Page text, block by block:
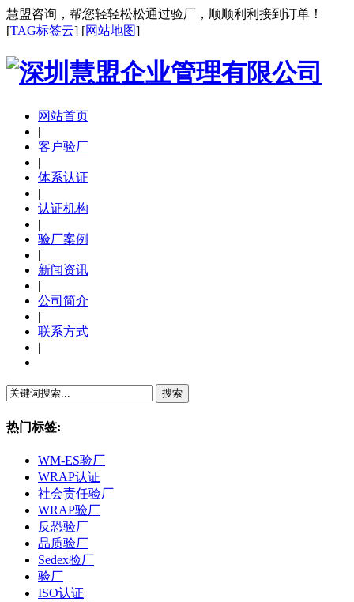
慧盟咨询，帮您轻轻松松通过验厂，顺顺利利接到订单！
[TAG标签云] [网站地图]
网站首页
|
客户验厂
|
体系认证
|
认证机构
|
验厂案例
|
新闻资讯
|
公司简介
|
联系方式
|
热门标签:
WM-ES验厂
WRAP认证
社会责任验厂
WRAP验厂
反恐验厂
品质验厂
Sedex验厂
验厂
ISO认证